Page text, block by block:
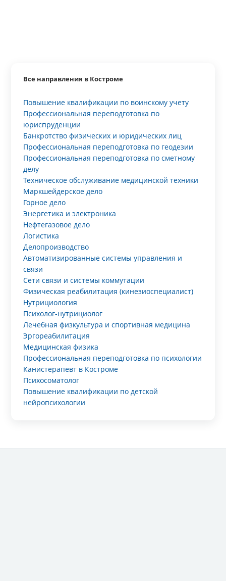
Все направления в Костроме
Повышение квалификации по воинскому учету
Профессиональная переподготовка по
юриспруденции
Банкротство физических и юридических лиц
Профессиональная переподготовка по геодезии
Профессиональная переподготовка по сметному
делу
Техническое обслуживание медицинской техники
Маркшейдерское дело
Горное дело
Энергетика и электроника
Нефтегазовое дело
Логистика
Делопроизводство
Автоматизированные системы управления и
связи
Сети связи и системы коммутации
Физическая реабилитация (кинезиоспециалист)
Нутрициология
Психолог-нутрициолог
Лечебная физкультура и спортивная медицина
Эргореабилитация
Медицинская физика
Профессиональная переподготовка по психологии
Канистерапевт в Костроме
Психосоматолог
Повышение квалификации по детской
нейропсихологии